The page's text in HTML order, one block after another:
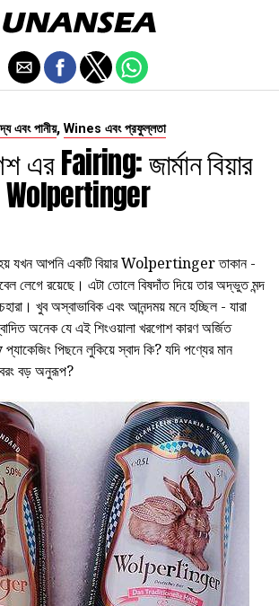
এবং পানীয়, Wines এবং প্রফুল্লতা
এর Fairing: জার্মান বিয়ার
Wolpertinger
যখন আপনি একটি বিয়ার Wolpertinger তাকান -
লেগে রয়েছে। এটা তোলে বিষদাঁত দিয়ে তার অদ্ভুত মন্দ
খুব অস্বাভাবিক এবং আনন্দময় মনে হচ্ছিল - যারা
অনেক যে এই শিংওয়ালা খরগোশ কারণ অর্জিত
পিছনে লুকিয়ে স্বাদ কি? যদি পণ্যের মান
বরং বড় অনুরূপ?